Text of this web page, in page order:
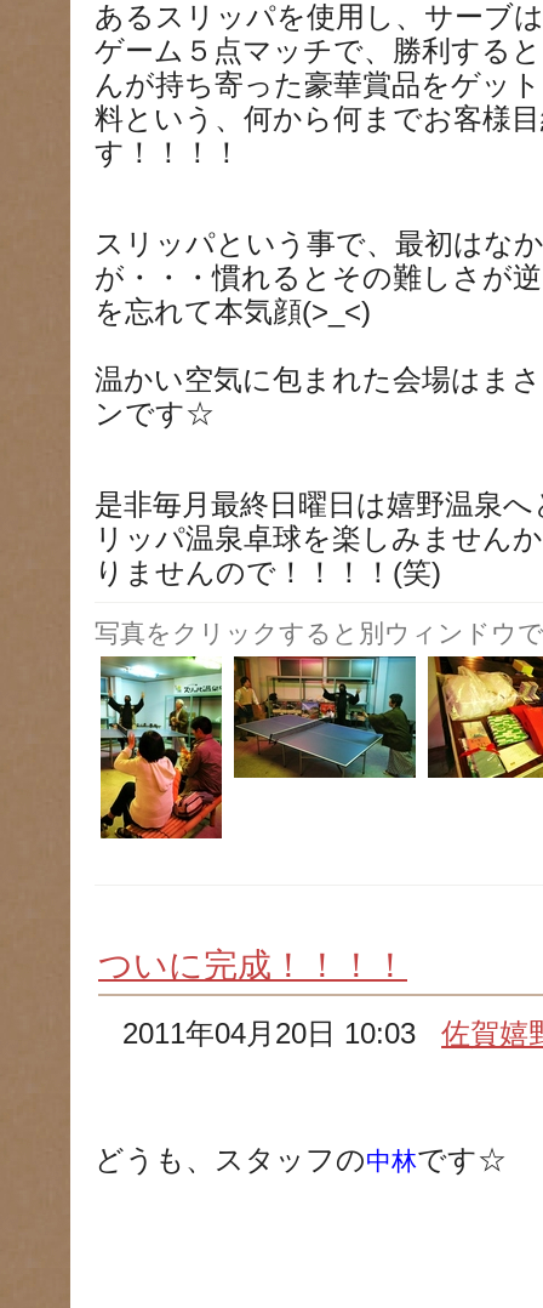
あるスリッパを使用し、サーブ
ゲーム５点マッチで、勝利する
んが持ち寄った豪華賞品をゲッ
料という、何から何までお客様
す！！！！
スリッパという事で、最初はな
が・・・慣れるとその難しさが
を忘れて本気顔(>_<)
温かい空気に包まれた会場はま
ンです☆
是非毎月最終日曜日は嬉野温泉
リッパ温泉卓球を楽しみません
りませんので！！！！(笑)
写真をクリックすると別ウィンドウ
ついに完成！！！！
2011年04月20日 10:03佐賀嬉
どうも、スタッフの中林です☆